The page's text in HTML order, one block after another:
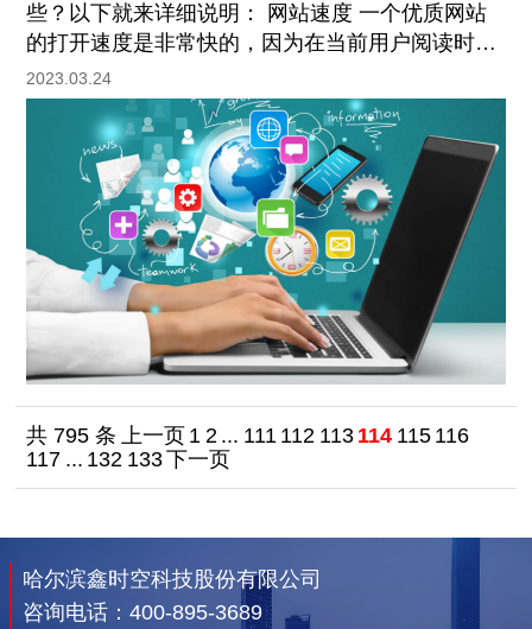
些？以下就来详细说明： 网站速度 一个优质网站
的打开速度是非常快的，因为在当前用户阅读时间
碎片化的时代，网站打开速度和页面的打开速度越
快，也就越符合浏览者的需求和喜好。 域名选择
2023.03.24
共 795 条 上一页 1 2 ... 111 112 113 114 115 116
117 ... 132 133下一页
哈尔滨鑫时空科技股份有限公司
咨询电话： 400-895-3689